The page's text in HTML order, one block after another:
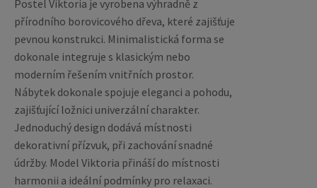
Postel Viktoria je vyrobena výhradně z
přírodního borovicového dřeva, které zajišťuje
pevnou konstrukci. Minimalistická forma se
dokonale integruje s klasickým nebo
moderním řešením vnitřních prostor.
Nábytek dokonale spojuje eleganci a pohodu,
zajišťující ložnici univerzální charakter.
Jednoduchý design dodává místnosti
dekorativní přízvuk, při zachování snadné
údržby. Model Viktoria přináší do místnosti
harmonii a ideální podmínky pro relaxaci.